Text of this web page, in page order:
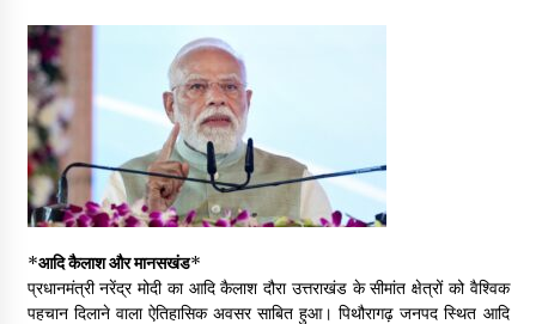
*आदि कैलाश और मानसखंड*
प्रधानमंत्री नरेंद्र मोदी का आदि कैलाश दौरा उत्तराखंड के सीमांत क्षेत्रों को वैश्विक
पहचान दिलाने वाला ऐतिहासिक अवसर साबित हुआ। पिथौरागढ़ जनपद स्थित आदि